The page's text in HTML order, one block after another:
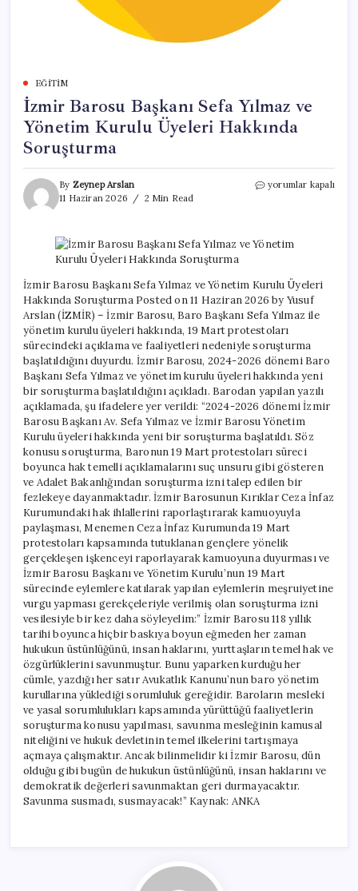
EĞITIM
İzmir Barosu Başkanı Sefa Yılmaz ve
Yönetim Kurulu Üyeleri Hakkında
Soruşturma
By Zeynep Arslan
11 Haziran 2026
2 Min Read
İzmir
Yılmaz
Kurulu
Üyeleri
Hakkında
Soruşturma
için
yorumlar kapalı
İzmir Barosu Başkanı Sefa Yılmaz ve Yönetim Kurulu Üyeleri
Hakkında Soruşturma Posted on 11 Haziran 2026 by Yusuf
Arslan (İZMİR) – İzmir Barosu, Baro Başkanı Sefa Yılmaz ile
yönetim kurulu üyeleri hakkında, 19 Mart protestoları
sürecindeki açıklama ve faaliyetleri nedeniyle soruşturma
başlatıldığını duyurdu. İzmir Barosu, 2024-2026 dönemi Baro
Başkanı Sefa Yılmaz ve yönetim kurulu üyeleri hakkında yeni
bir soruşturma başlatıldığını açıkladı. Barodan yapılan yazılı
açıklamada, şu ifadelere yer verildi: “2024-2026 dönemi İzmir
Barosu Başkanı Av. Sefa Yılmaz ve İzmir Barosu Yönetim
Kurulu üyeleri hakkında yeni bir soruşturma başlatıldı. Söz
konusu soruşturma, Baronun 19 Mart protestoları süreci
boyunca hak temelli açıklamalarını suç unsuru gibi gösteren
ve Adalet Bakanlığından soruşturma izni talep edilen bir
fezlekeye dayanmaktadır. İzmir Barosunun Kırıklar Ceza İnfaz
Kurumundaki hak ihlallerini raporlaştırarak kamuoyuyla
paylaşması, Menemen Ceza İnfaz Kurumunda 19 Mart
protestoları kapsamında tutuklanan gençlere yönelik
gerçekleşen işkenceyi raporlayarak kamuoyuna duyurması ve
İzmir Barosu Başkanı ve Yönetim Kurulu’nun 19 Mart
sürecinde eylemlere katılarak yapılan eylemlerin meşruiyetine
vurgu yapması gerekçeleriyle verilmiş olan soruşturma izni
vesilesiyle bir kez daha söyleyelim:” İzmir Barosu 118 yıllık
tarihi boyunca hiçbir baskıya boyun eğmeden her zaman
hukukun üstünlüğünü, insan haklarını, yurttaşların temel hak ve
özgürlüklerini savunmuştur. Bunu yaparken kurduğu her
cümle, yazdığı her satır Avukatlık Kanunu’nun baro yönetim
kurullarına yüklediği sorumluluk gereğidir. Baroların mesleki
ve yasal sorumlulukları kapsamında yürüttüğü faaliyetlerin
soruşturma konusu yapılması, savunma mesleğinin kamusal
niteliğini ve hukuk devletinin temel ilkelerini tartışmaya
açmaya çalışmaktır. Ancak bilinmelidir ki İzmir Barosu, dün
olduğu gibi bugün de hukukun üstünlüğünü, insan haklarını ve
demokratik değerleri savunmaktan geri durmayacaktır.
Savunma susmadı, susmayacak!” Kaynak: ANKA